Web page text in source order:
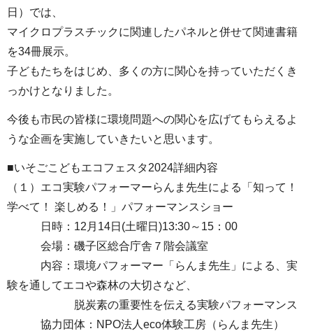
日）では、
マイクロプラスチックに関連したパネルと併せて関連書籍
を34冊展示。
子どもたちをはじめ、多くの方に関心を持っていただくき
っかけとなりました。
今後も市民の皆様に環境問題への関心を広げてもらえるよ
うな企画を実施していきたいと思います。
■いそごこどもエコフェスタ2024詳細内容
（１）エコ実験パフォーマーらんま先生による「知って！
学べて！ 楽しめる！」パフォーマンスショー
日時：12月14日(土曜日)13:30～15：00
会場：磯子区総合庁舎７階会議室
内容：環境パフォーマー「らんま先生」による、実
験を通してエコや森林の大切さなど、
脱炭素の重要性を伝える実験パフォーマンス
協力団体：NPO法人eco体験工房（らんま先生）